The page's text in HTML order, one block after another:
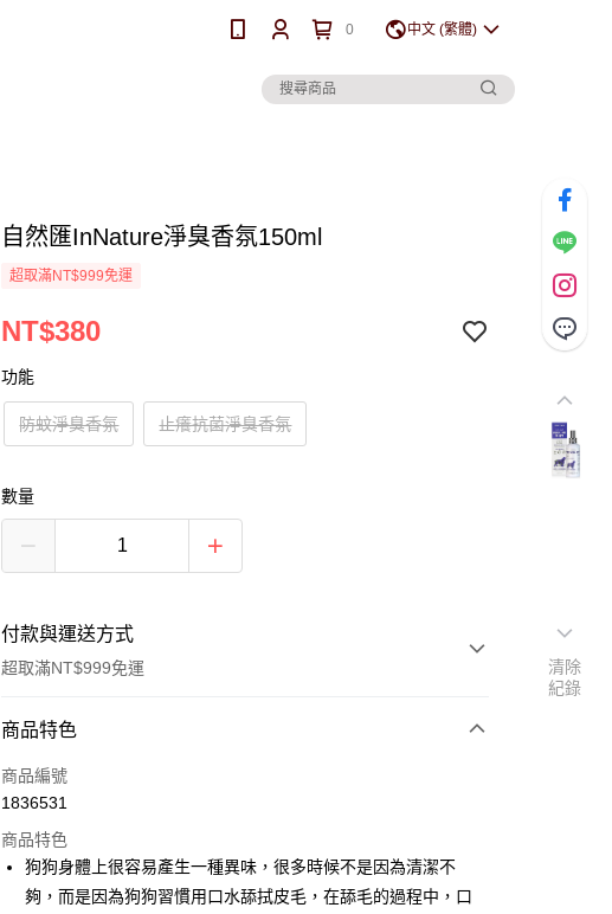
0 中文 (繁體)
自然匯InNature淨臭香氛150ml
超取滿NT$999免運
NT$380
功能
防蚊淨臭香氛 止癢抗菌淨臭香氛
數量
付款與運送方式
超取滿NT$999免運
付款方式
信用卡一次付款
LINE Pay
Apple Pay
商品特色
商品編號
1836531
商品特色
狗狗身體上很容易產生一種異味，很多時候不是因為清潔不
夠，而是因為狗狗習慣用口水舔拭皮毛，在舔毛的過程中，口
清除
紀錄